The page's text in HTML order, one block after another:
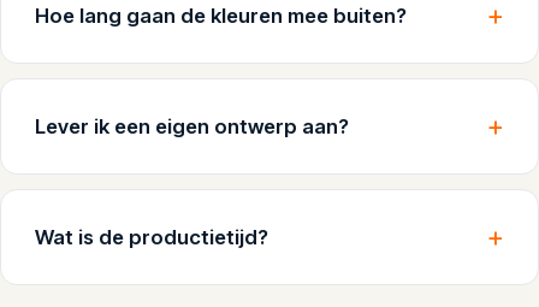
Hoe lang gaan de kleuren mee buiten?
Lever ik een eigen ontwerp aan?
Wat is de productietijd?